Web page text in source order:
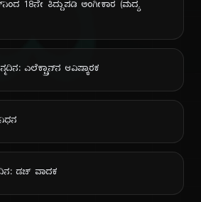
18ನೇ ತಿದ್ದುಪಡಿ ಅಂಗೀಕಾರ (ಮದ್ಯ
ಎಲೆಕ್ಟ್ರಾನ್‌ನ ಆವಿಷ್ಕಾರಕ
ಡಚ್ ವಾದಕ